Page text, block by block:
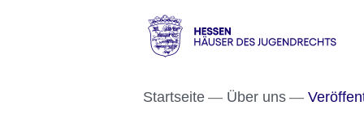
Direkt zum Kopf der
Direkt zum Inhalt
Direkt zum Fuß der
-
Häuser
Startseite Über uns